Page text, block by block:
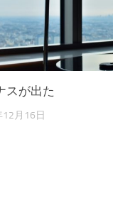
スが出た
月16日